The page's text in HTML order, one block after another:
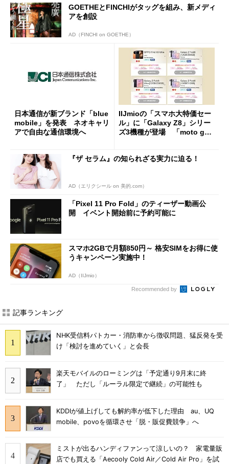
GOETHEとFINCHIがタッグを組み、新メディ
アを創設
AD（FINCHI on GOETHE）
日本通信が新ブランド「blue
mobile」を発表 ネオキャリ
アで自由な通信環境へ
IIJmioの「スマホ大特価セー
ル」に「Galaxy Z8」シリー
ズ3機種が登場 「moto g37
『ザ セラム』の知られざる実力に迫る！
AD（エリクシール on 美的.com）
「Pixel 11 Pro Fold」のティーザー動画公
開 イベント開始前に予約可能に
スマホ2GBで月額850円～ 格安SIMをお得に使
うキャンペーン実施中！
AD（IIJmio）
Recommended by
記事ランキング
NHK受信料パトカー・消防車から徴収問題、猛反発を受
け「検討を進めていく」と会長
楽天モバイルのローミングは「予定通り9月末に終
了」 ただし「ルーラル限定で継続」の可能性も
KDDIが値上げしても解約率が低下した理由 au、UQ
mobile、povoを循環させ「脱・販促費競争」へ
ミストが出るハンディファンって涼しいの？ 家電量販
店でも買える「Aecooly Cold Air／Cold Air Pro」を試